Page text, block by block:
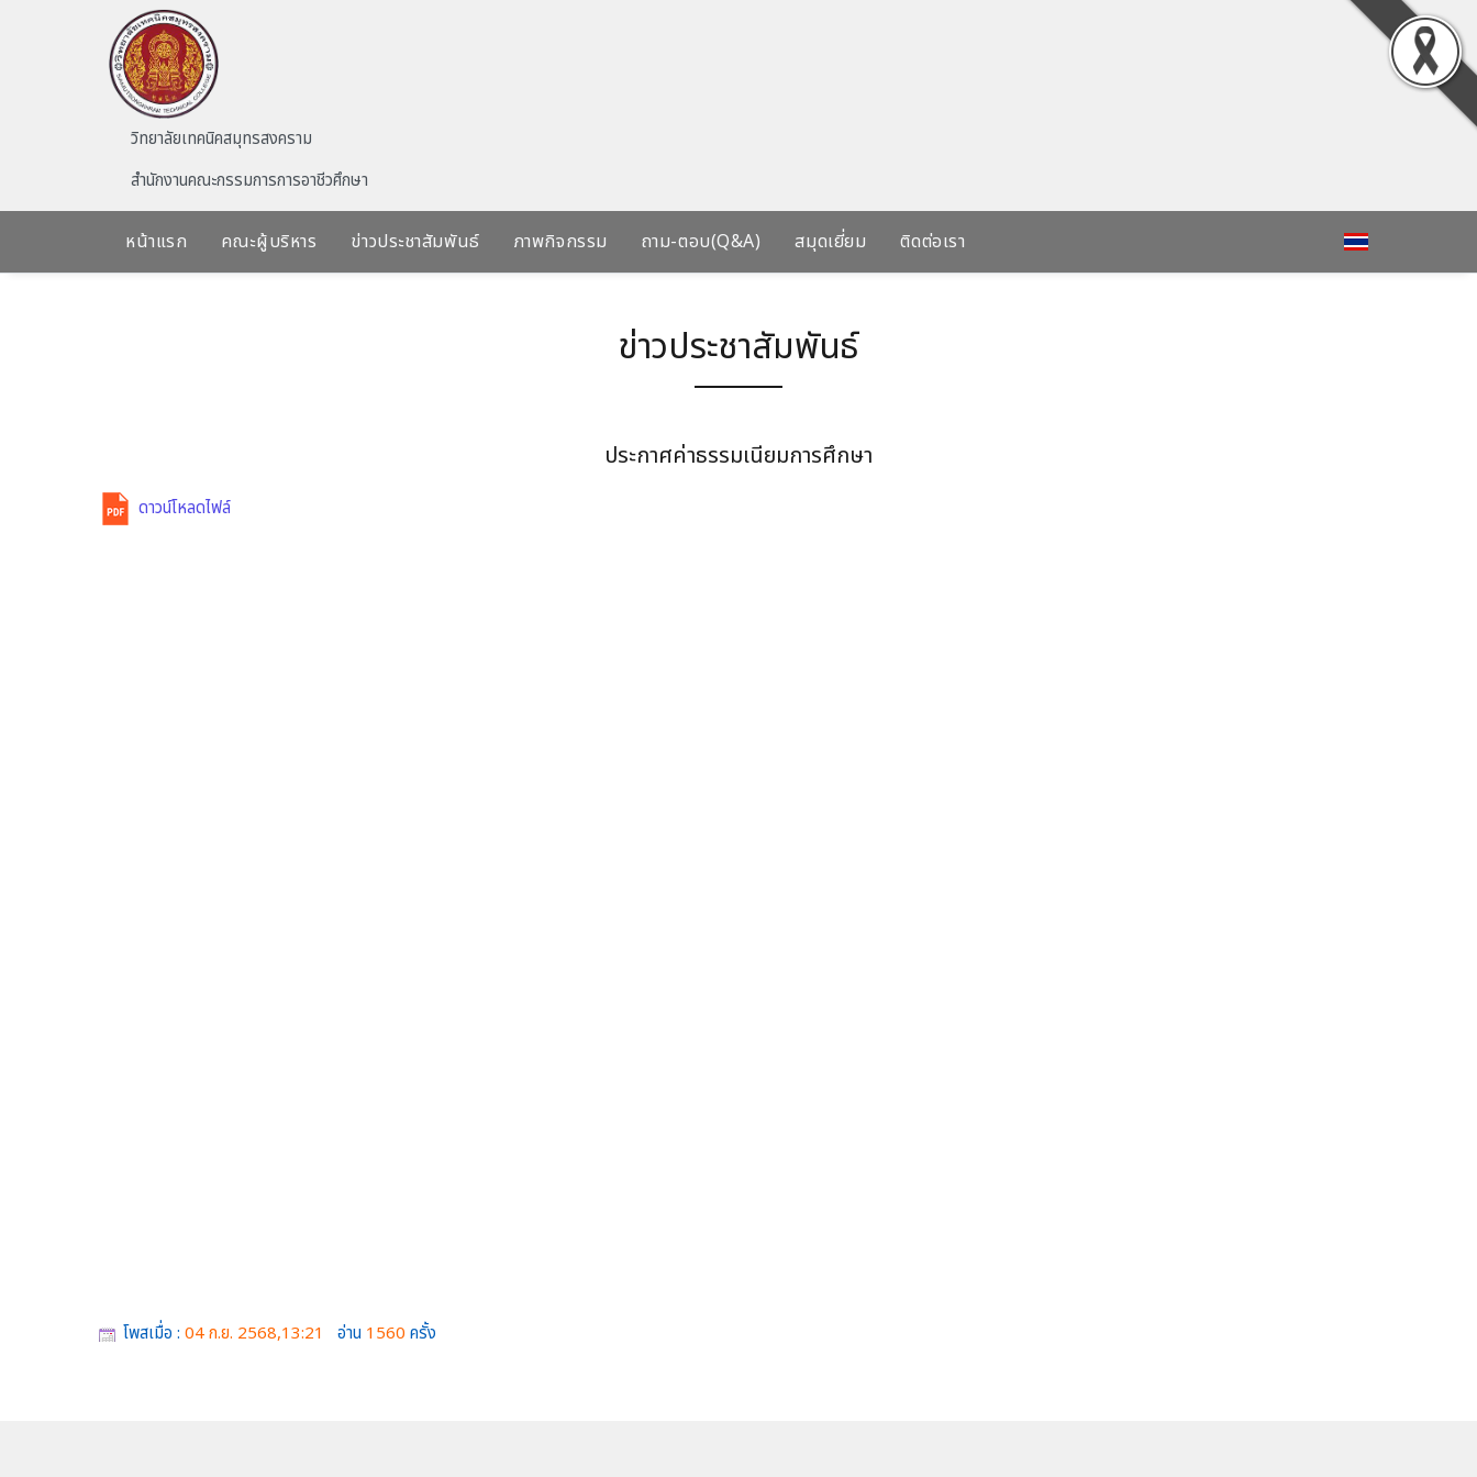
Skip to main content
วิทยาลัยเทคนิคสมุทรสงคราม
สำนักงานคณะกรรมการการอาชีวศึกษา
หน้าแรก คณะผู้บริหาร ข่าวประชาสัมพันธ์ ภาพกิจกรรม ถาม-ตอบ(Q&A) สมุดเยี่ยม ติดต่อเรา
ข่าวประชาสัมพันธ์
ประกาศค่าธรรมเนียมการศึกษา
ดาวน์โหลดไฟล์
โพสเมื่อ : 04 ก.ย. 2568,13:21 อ่าน 1560 ครั้ง